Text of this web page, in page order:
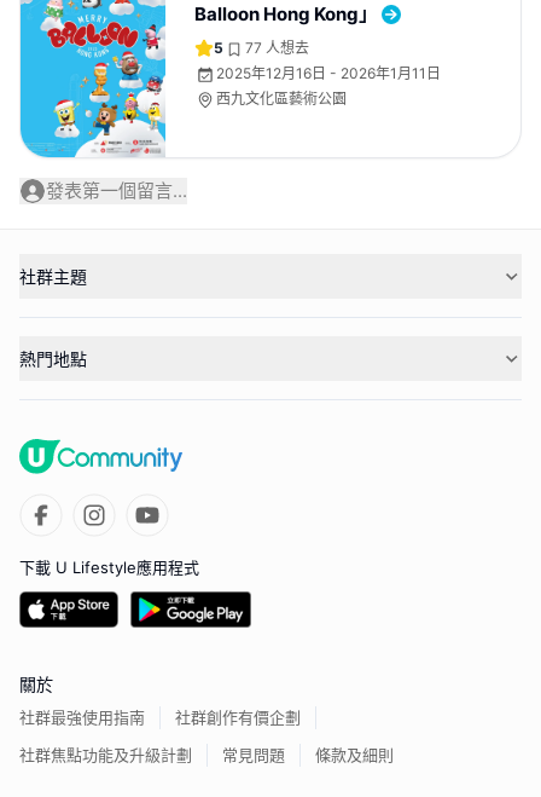
Balloon Hong Kong」
5 77 人想去
2025年12月16日 - 2026年1月11日
西九文化區藝術公園
發表第一個留言...
社群主題
熱門地點
下載 U Lifestyle應用程式
關於
社群最強使用指南
社群創作有價企劃
社群焦點功能及升級計劃
常見問題 條款及細則